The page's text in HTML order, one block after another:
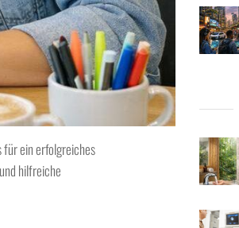
für ein erfolgreiches
hilfreiche